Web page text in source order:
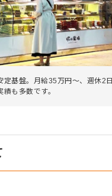
定基盤。月給35万円〜、週休2日
も多数です。